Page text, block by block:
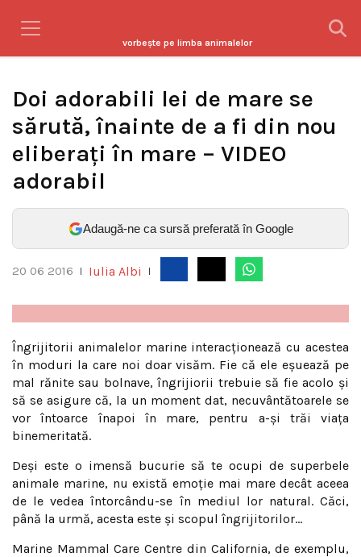
vorbeşte pe limba animalelor
Doi adorabili lei de mare se
sărută, înainte de a fi din nou
eliberați în mare – VIDEO
adorabil
Adaugă-ne ca sursă preferată în Google
20 06 2016 Iulia Albi
Îngrijitorii animalelor marine interacționează cu acestea
în moduri la care noi doar visăm. Fie că ele eșuează pe
mal rănite sau bolnave, îngrijiorii trebuie să fie acolo și
să se asigure că, la un moment dat, necuvântătoarele se
vor întoarce înapoi în mare, pentru a-și trăi viața
binemeritată.
Deși este o imensă bucurie să te ocupi de superbele
animale marine, nu există emoție mai mare decât aceea
de le vedea întorcându-se în mediul lor natural. Căci,
până la urmă, acesta este și scopul îngrijitorilor…
Marine Mammal Care Centre din California, de exemplu,